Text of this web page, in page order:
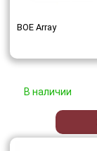
BOE Array
В наличии